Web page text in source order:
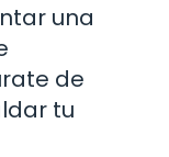
una
de
tu